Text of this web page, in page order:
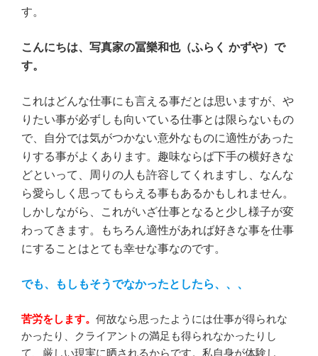
す。
こんにちは、写真家の冨樂和也（ふらく かずや）で
す。
これはどんな仕事にも言える事だとは思いますが、や
りたい事が必ずしも向いている仕事とは限らないもの
で、自分では気がつかない意外なものに適性があった
りする事がよくあります。趣味ならば下手の横好きな
どといって、周りの人も許容してくれますし、なんな
ら愛らしく思ってもらえる事もあるかもしれません。
しかしながら、これがいざ仕事となると少し様子が変
わってきます。もちろん適性があれば好きな事を仕事
にすることはとても幸せな事なのです。
でも、もしもそうでなかったとしたら、、、
苦労をします。 何故なら思ったようには仕事が得られな
かったり、クライアントの満足も得られなかったりし
て、厳しい現実に晒されるからです。私自身が体験し